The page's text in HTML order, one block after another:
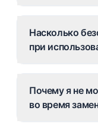
Насколько
при
Почему я не
во время